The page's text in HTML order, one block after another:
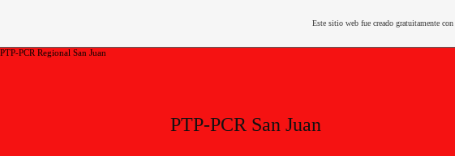
PTP-PCR Regional San Juan
PTP-PCR San Juan
Este sitio web fue creado gratuitamente con